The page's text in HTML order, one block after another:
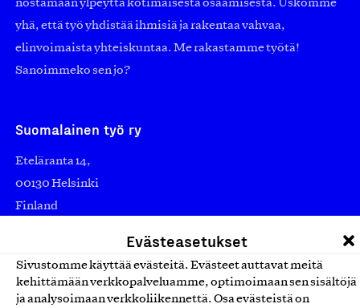
Evästeasetukset
Sivustomme käyttää evästeitä. Evästeet auttavat meitä
kehittämään verkkopalveluamme, optimoimaan sen sisältöjä
ja analysoimaan verkkoliikennettä. Osa evästeistä on
nostamaan ylpeyttä kotimaisesta osaamisesta. Uskomme
yhä, että työ yhdistää ihmisiä ja rakentaa vahvaa,
elinvoimaista yhteiskuntaa. Me rakastamme työtä!
Sanoimmeko sen jo?
Suomalainen työ ry
Eteläranta 14,
00130 Helsinki
Finland
laskutus@suomalainentyo.fi